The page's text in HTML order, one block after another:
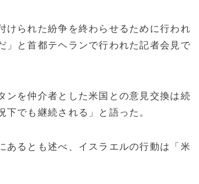
けられた紛争を終わらせるために行われ
」と首都テヘランで行われた記者会見で
ンを仲介者とした米国との意見交換は続
でも継続される」と語った。
あるとも述べ、イスラエルの行動は「米